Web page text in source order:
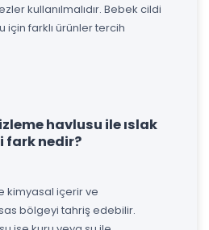
kullanılmalıdır. Bebek cildi
farklı ürünler tercih
havlusu ile ıslak
fark nedir?
kimyasal içerir ve
bölgeyi tahriş edebilir.